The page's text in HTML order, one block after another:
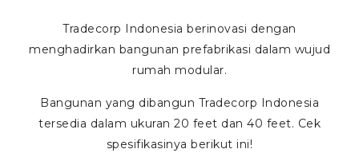
Tradecorp Indonesia berinovasi dengan
menghadirkan bangunan prefabrikasi dalam wujud
rumah modular.
Bangunan yang dibangun Tradecorp Indonesia
tersedia dalam ukuran 20 feet dan 40 feet. Cek
spesifikasinya berikut ini!